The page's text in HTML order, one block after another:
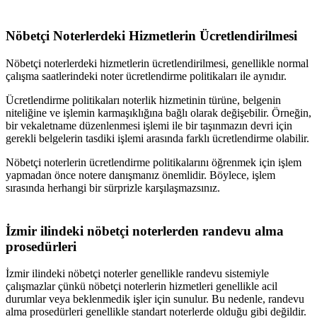
Nöbetçi Noterlerdeki Hizmetlerin Ücretlendirilmesi
Nöbetçi noterlerdeki hizmetlerin ücretlendirilmesi, genellikle normal
çalışma saatlerindeki noter ücretlendirme politikaları ile aynıdır.
Ücretlendirme politikaları noterlik hizmetinin türüne, belgenin
niteliğine ve işlemin karmaşıklığına bağlı olarak değişebilir. Örneğin,
bir vekaletname düzenlenmesi işlemi ile bir taşınmazın devri için
gerekli belgelerin tasdiki işlemi arasında farklı ücretlendirme olabilir.
Nöbetçi noterlerin ücretlendirme politikalarını öğrenmek için işlem
yapmadan önce notere danışmanız önemlidir. Böylece, işlem
sırasında herhangi bir sürprizle karşılaşmazsınız.
İzmir ilindeki nöbetçi noterlerden randevu alma
prosedürleri
İzmirilindeki nöbetçi noterler genellikle randevu sistemiyle
çalışmazlar çünkü nöbetçi noterlerin hizmetleri genellikle acil
durumlar veya beklenmedik işler için sunulur. Bu nedenle, randevu
alma prosedürleri genellikle standart noterlerde olduğu gibi değildir.